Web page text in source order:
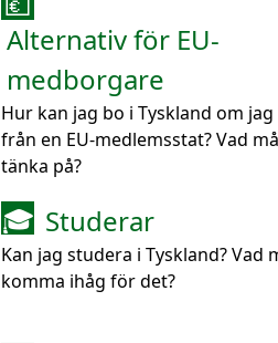
💶
Alternativ för EU-
medborgare
Hur kan jag bo i Tyskland om
från en EU-medlemsstat? Vad
tänka på?
🎓 Studerar
Kan jag studera i Tyskland? Vad
komma ihåg för det?